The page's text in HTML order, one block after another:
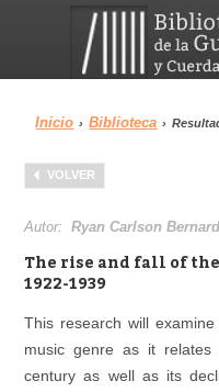
Menu
Biblioteca
Inicio › Biblioteca ›
VOLVER
Autor:Ryan Carlson Bernard
The rise and fall of
1922-1939
This research will
music genre as it
century as well as its